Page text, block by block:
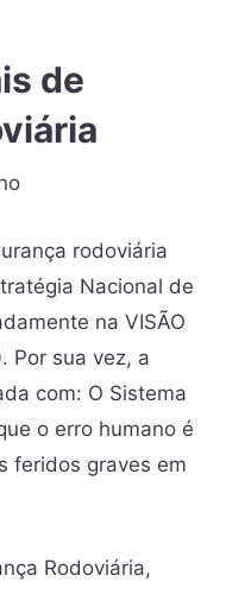
de
rodoviária
Nacional de
na VISÃO
Por sua vez, a
com: O Sistema
o erro humano é
feridos graves em
Rodoviária,